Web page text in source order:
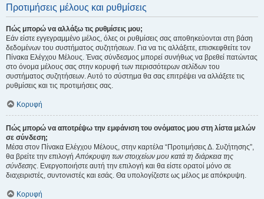
Προτιμήσεις μέλους και ρυθμίσεις
Πώς μπορώ να αλλάξω τις ρυθμίσεις μου;
Εάν είστε εγγεγραμμένο μέλος, όλες οι ρυθμίσεις σας αποθηκεύονται στη βάση
δεδομένων του συστήματος συζητήσεων. Για να τις αλλάξετε, επισκεφθείτε τον
Πίνακα Ελέγχου Μέλους. Ένας σύνδεσμος μπορεί συνήθως να βρεθεί πατώντας
στο όνομα μέλους σας στην κορυφή των περισσότερων σελίδων του
συστήματος συζητήσεων. Αυτό το σύστημα θα σας επιτρέψει να αλλάξετε τις
ρυθμίσεις και τις προτιμήσεις σας.
Κορυφή
Πώς μπορώ να αποτρέψω την εμφάνιση του ονόματος μου στη λίστα μελών
σε σύνδεση;
Μέσα στον Πίνακα Ελέγχου Μέλους, στην καρτέλα “Προτιμήσεις Δ. Συζήτησης”,
θα βρείτε την επιλογήΑπόκρυψη των στοιχείων μου κατά τη διάρκεια της
σύνδεσης. Ενεργοποιήστε αυτή την επιλογή και θα είστε ορατοί μόνο σε
διαχειριστές, συντονιστές και εσάς. Θα υπολογίζεστε ως μέλος με απόκρυψη.
Κορυφή